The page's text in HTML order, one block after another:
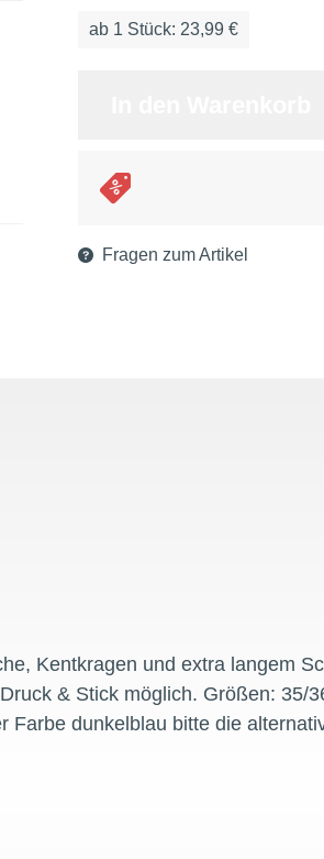
ab 1 Stück: 23,99 €
Fragen zum Artikel
Kentkragen und extra langem
& Stick möglich. Größen: 35/
dunkelblau bitte die